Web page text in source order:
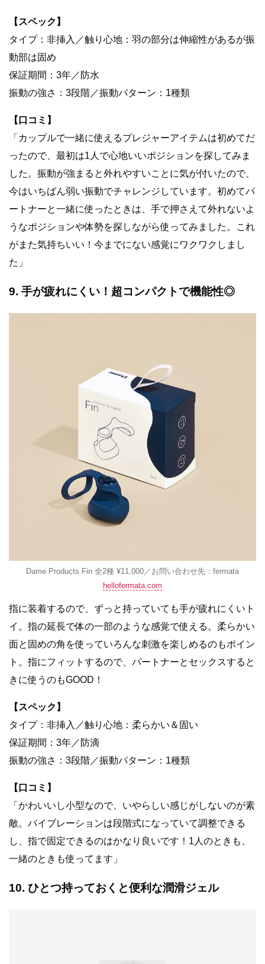
【スペック】
タイプ：非挿入／触り心地：羽の部分は伸縮性があるが振
動部は固め
保証期間：3年／防水
振動の強さ：3段階／振動パターン：1種類
【口コミ】
「カップルで一緒に使えるプレジャーアイテムは初めてだ
ったので、最初は1人で心地いいポジションを探してみま
した。振動が強まると外れやすいことに気が付いたので、
今はいちばん弱い振動でチャレンジしています。初めてパ
ートナーと一緒に使ったときは、手で押さえて外れないよ
うなポジションや体勢を探しながら使ってみました。これ
がまた気持ちいい！今までにない感覚にワクワクしまし
た」
9. 手が疲れにくい！超コンパクトで機能性◎
Dame Products Fin 全2種 ¥11,000／お問い合わせ先：fermata
hellofermata.com
指に装着するので、ずっと持っていても手が疲れにくいト
イ。指の延長で体の一部のような感覚で使える。柔らかい
面と固めの角を使っていろんな刺激を楽しめるのもポイン
ト。指にフィットするので、パートナーとセックスすると
きに使うのもGOOD！
【スペック】
タイプ：非挿入／触り心地：柔らかい＆固い
保証期間：3年／防滴
振動の強さ：3段階／振動パターン：1種類
【口コミ】
「かわいいし小型なので、いやらしい感じがしないのが素
敵。バイブレーションは段階式になっていて調整できる
し、指で固定できるのはかなり良いです！1人のときも、
一緒のときも使ってます」
10. ひとつ持っておくと便利な潤滑ジェル